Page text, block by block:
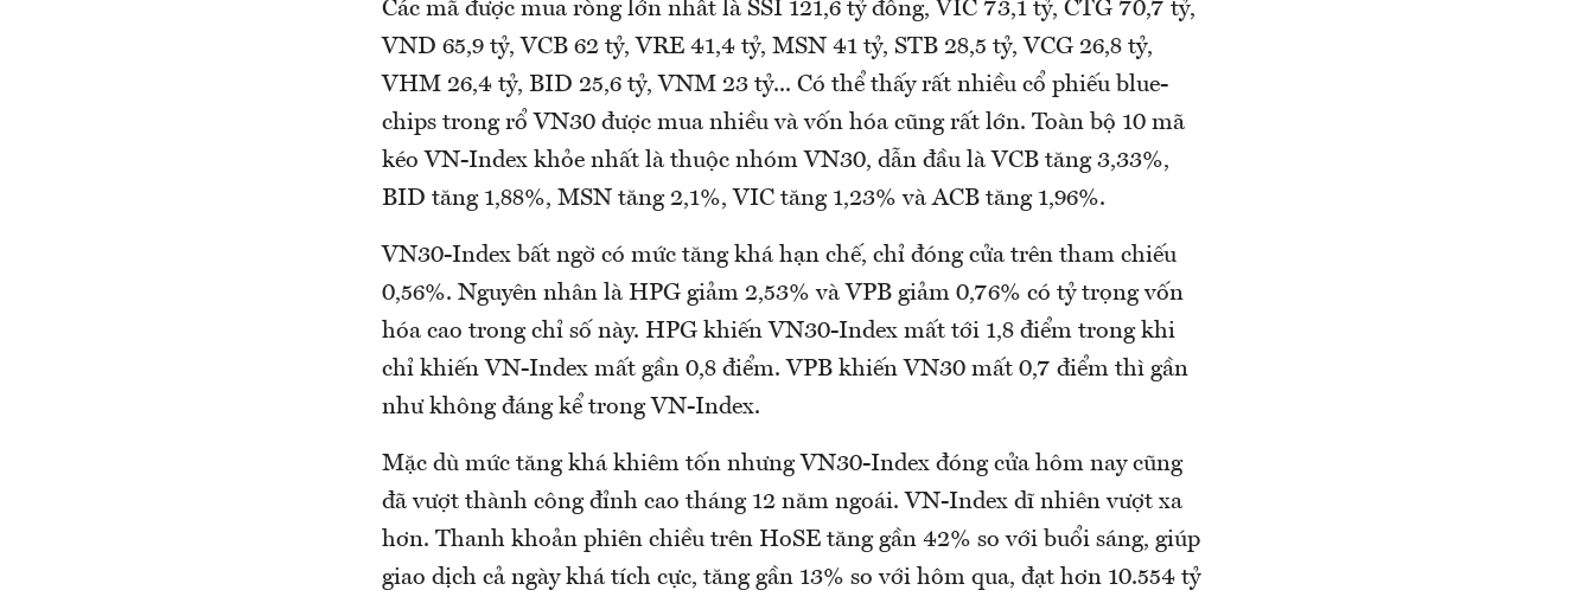
Các mã được mua ròng lớn nhất là SSI 121,6 tỷ đồng, VIC 73,1 tỷ, CTG 70,7 tỷ,
VND 65,9 tỷ, VCB 62 tỷ, VRE 41,4 tỷ, MSN 41 tỷ, STB 28,5 tỷ, VCG 26,8 tỷ,
VHM 26,4 tỷ, BID 25,6 tỷ, VNM 23 tỷ... Có thể thấy rất nhiều cổ phiếu blue-
chips trong rổ VN30 được mua nhiều và vốn hóa cũng rất lớn. Toàn bộ 10 mã
kéo VN-Index khỏe nhất là thuộc nhóm VN30, dẫn đầu là VCB tăng 3,33%,
BID tăng 1,88%, MSN tăng 2,1%, VIC tăng 1,23% và ACB tăng 1,96%.
VN30-Index bất ngờ có mức tăng khá hạn chế, chỉ đóng cửa trên tham chiếu
0,56%. Nguyên nhân là HPG giảm 2,53% và VPB giảm 0,76% có tỷ trọng vốn
hóa cao trong chỉ số này. HPG khiến VN30-Index mất tới 1,8 điểm trong khi
chỉ khiến VN-Index mất gần 0,8 điểm. VPB khiến VN30 mất 0,7 điểm thì gần
như không đáng kể trong VN-Index.
Mặc dù mức tăng khá khiêm tốn nhưng VN30-Index đóng cửa hôm nay cũng
đã vượt thành công đỉnh cao tháng 12 năm ngoái. VN-Index dĩ nhiên vượt xa
hơn. Thanh khoản phiên chiều trên HoSE tăng gần 42% so với buổi sáng, giúp
giao dịch cả ngày khá tích cực, tăng gần 13% so với hôm qua, đạt hơn 10.554 tỷ